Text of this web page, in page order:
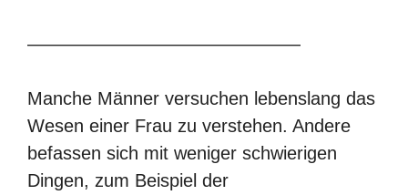
———————————————
Manche Männer versuchen lebenslang das
Wesen einer Frau zu verstehen. Andere
befassen sich mit weniger schwierigen
Dingen, zum Beispiel der